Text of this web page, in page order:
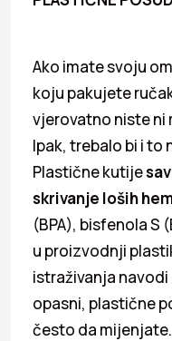
Ako imate svoju
koju pakujete
vjerovatno niste ni
Ipak, trebalo bi i to
Plastične kutije
skrivanje loših
(BPA), bisfenola S
u proizvodnji
istraživanja navodi
opasni, plastične
često da mijenjate.